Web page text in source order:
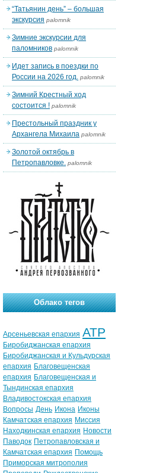
“Татьянин день” – большая
экскурсия palomnik
Зимние экскурсии для
паломников palomnik
Идет запись в поездки по
России на 2026 год. palomnik
Зимний Крестный ход
состоится ! palomnik
Престольный праздник у
Архангела Михаила palomnik
Золотой октябрь в
Петропавловке. palomnik
Облако тегов
Арсеньевская епархия АТР
Биробиджанская епархия
Биробиджанская и Кульдурская
епархия Благовещенская
епархия Благовещенская и
Тындинская епархия
Владивостокская епархия
Вопросы День Икона Иконы
Камчатская епархия Миссия
Находкинская епархия Новости
Паводок Петропавловская и
Камчатская епархия Помощь
Приморская митрополия